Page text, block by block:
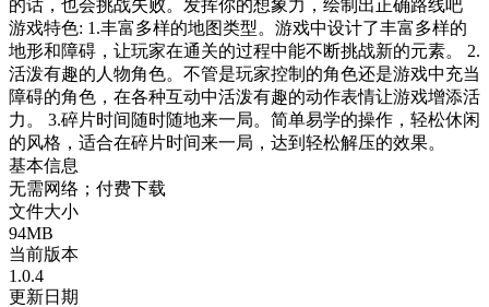
的话，也会挑战失败。发挥你的想象力，绘制出正确路线吧
游戏特色: 1.丰富多样的地图类型。游戏中设计了丰富多样的
地形和障碍，让玩家在通关的过程中能不断挑战新的元素。 2.
活泼有趣的人物角色。不管是玩家控制的角色还是游戏中充当
障碍的角色，在各种互动中活泼有趣的动作表情让游戏增添活
力。 3.碎片时间随时随地来一局。简单易学的操作，轻松休闲
的风格，适合在碎片时间来一局，达到轻松解压的效果。
基本信息
无需网络；付费下载
文件大小
94MB
当前版本
1.0.4
更新日期